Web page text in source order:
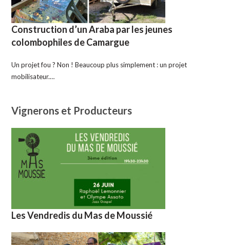
Construction d’un Araba par les jeunes
colombophiles de Camargue
Un projet fou ? Non ! Beaucoup plus simplement : un projet
mobilisateur.…
Vignerons et Producteurs
Les Vendredis du Mas de Moussié